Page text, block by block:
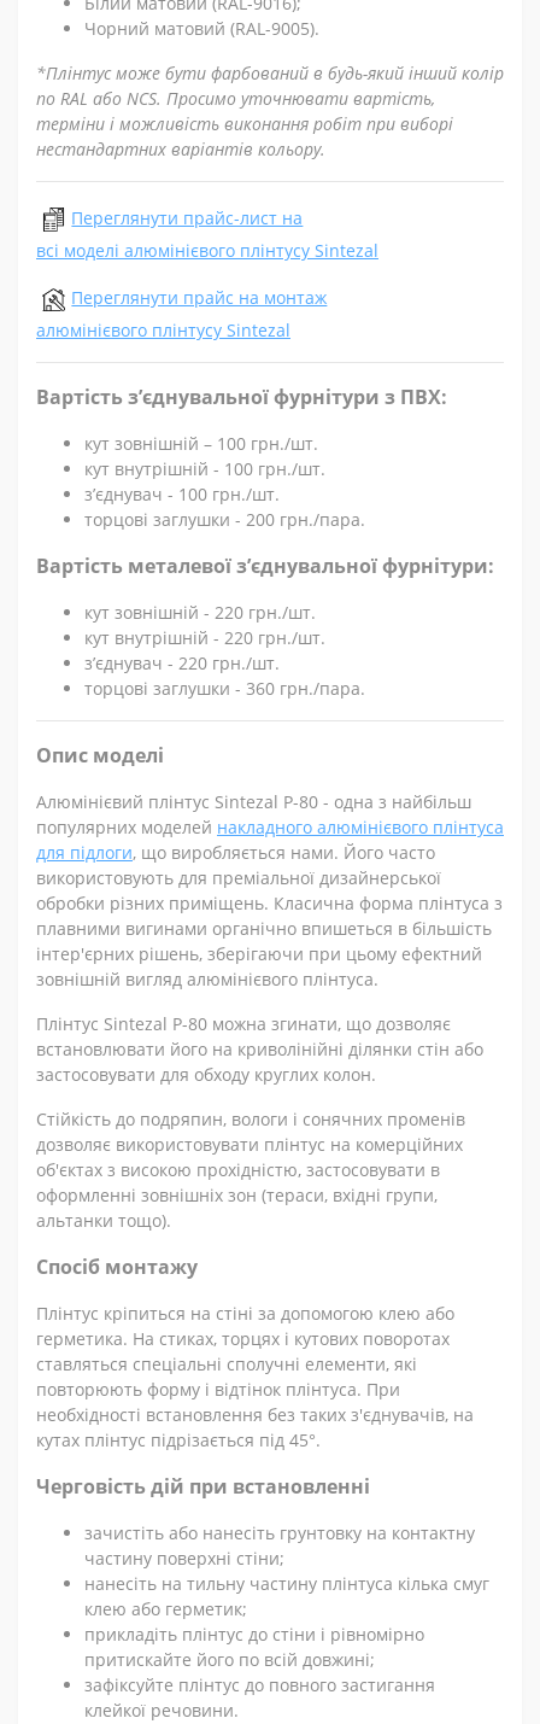
Чорний матовий (RAL-9005).
*Плінтус може бути фарбований в будь-який інший колір
по RAL або NCS. Просимо уточнювати вартість,
терміни і можливість виконання робіт при виборі
нестандартних варіантів кольору.
Переглянути прайс-лист на
всі моделі алюмінієвого плінтусу Sintezal
Переглянути прайс на монтаж
алюмінієвого плінтусу Sintezal
Вартість з’єднувальної фурнітури з ПВХ:
кут зовнішній – 100 грн./шт.
кут внутрішній - 100 грн./шт.
з’єднувач - 100 грн./шт.
торцові заглушки - 200 грн./пара.
Вартість металевої з’єднувальної фурнітури:
кут зовнішній - 220 грн./шт.
кут внутрішній - 220 грн./шт.
з’єднувач - 220 грн./шт.
торцові заглушки - 360 грн./пара.
Опис моделі
Алюмінієвий плінтус Sintezal P-80 - одна з найбільш
популярних моделей накладного алюмінієвого плінтуса
для підлоги, що виробляється нами. Його часто
використовують для преміальної дизайнерської
обробки різних приміщень. Класична форма плінтуса з
плавними вигинами органічно впишеться в більшість
інтер'єрних рішень, зберігаючи при цьому ефектний
зовнішній вигляд алюмінієвого плінтуса.
Плінтус Sintezal Р-80 можна згинати, що дозволяє
встановлювати його на криволінійні ділянки стін або
застосовувати для обходу круглих колон.
Стійкість до подряпин, вологи і сонячних променів
дозволяє використовувати плінтус на комерційних
об'єктах з високою прохідністю, застосовувати в
оформленні зовнішніх зон (тераси, вхідні групи,
альтанки тощо).
Спосіб монтажу
Плінтус кріпиться на стіні за допомогою клею або
герметика. На стиках, торцях і кутових поворотах
ставляться спеціальні сполучні елементи, які
повторюють форму і відтінок плінтуса. При
необхідності встановлення без таких з'єднувачів, на
кутах плінтус підрізається під 45°.
Черговість дій при встановленні
зачистіть або нанесіть грунтовку на контактну
частину поверхні стіни;
нанесіть на тильну частину плінтуса кілька смуг
клею або герметик;
прикладіть плінтус до стіни і рівномірно
притискайте його по всій довжині;
зафіксуйте плінтус до повного застигання
клейкої речовини.